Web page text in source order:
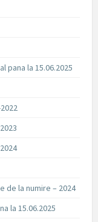
pana la 15.06.2025
de la numire – 2024
la 15.06.2025